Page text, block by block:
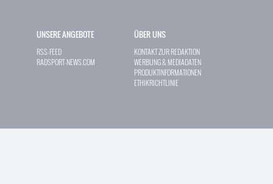
UNSERE ANGEBOTE
RSS-FEED
RADSPORT-NEWS.COM
ÜBER UNS
KONTAKT ZUR REDAKTION
WERBUNG & MEDIADATEN
PRODUKTINFORMATIONEN
ETHIKRICHTLINIE